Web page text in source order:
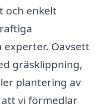
och enkelt
Oavsett
gräsklippning,
plantering av
vi förmedlar